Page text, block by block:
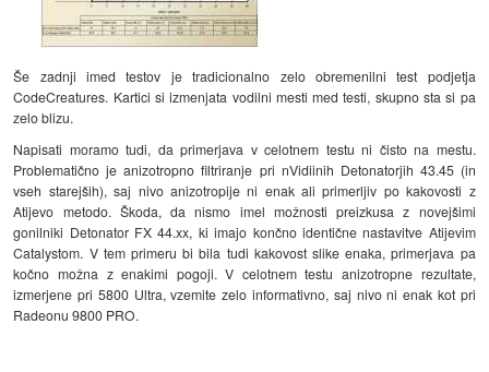
Še zadnji imed testov je tradicionalno zelo obremenilni test podjetja
CodeCreatures. Kartici si izmenjata vodilni mesti med testi, skupno sta si pa
zelo blizu.
Napisati moramo tudi, da primerjava v celotnem testu ni čisto na mestu.
Problematično je anizotropno filtriranje pri nVidiinih Detonatorjih 43.45 (in
vseh starejših), saj nivo anizotropije ni enak ali primerljiv po kakovosti z
Atijevo metodo. Škoda, da nismo imel možnosti preizkusa z novejšimi
gonilniki Detonator FX 44.xx, ki imajo končno identične nastavitve Atijevim
Catalystom. V tem primeru bi bila tudi kakovost slike enaka, primerjava pa
kočno možna z enakimi pogoji. V celotnem testu anizotropne rezultate,
izmerjene pri 5800 Ultra, vzemite zelo informativno, saj nivo ni enak kot pri
Radeonu 9800 PRO.